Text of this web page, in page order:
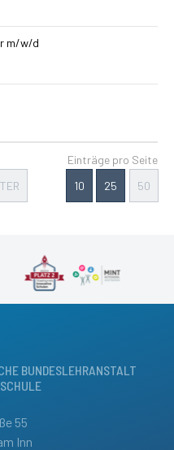
m/w/d
Einträge pro Seite
10
25 50
BUNDESLEHRANSTALT
55
Inn